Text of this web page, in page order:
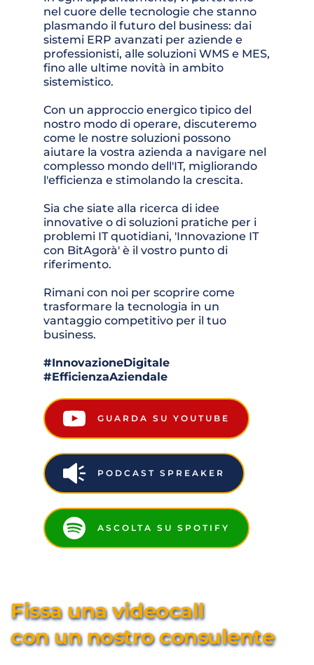
nel cuore delle tecnologie che stanno
plasmando il futuro del business: dai
sistemi ERP avanzati per aziende e
professionisti, alle soluzioni WMS e MES,
fino alle ultime novità in ambito
sistemistico.
Con un approccio energico tipico del
nostro modo di operare, discuteremo
come le nostre soluzioni possono
aiutare la vostra azienda a navigare nel
complesso mondo dell'IT, migliorando
l'efficienza e stimolando la crescita.
Sia che siate alla ricerca di idee
innovative o di soluzioni pratiche per i
problemi IT quotidiani, 'Innovazione IT
con BitAgorà' è il vostro punto di
riferimento.
Rimani con noi per scoprire come
trasformare la tecnologia in un
vantaggio competitivo per il tuo
business.
#InnovazioneDigitale
#EfficienzaAziendale
GUARDA SU YOUTUBE
PODCAST SPREAKER
ASCOLTA SU SPOTIFY
Fissa una videocall
con un nostro consulente